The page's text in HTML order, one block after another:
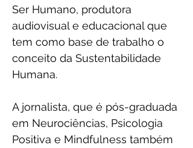
Ser Humano, produtora
audiovisual e educacional que
tem como base de trabalho o
conceito da Sustentabilidade
Humana.
A jornalista, que é pós-graduada
em Neurociências, Psicologia
Positiva e Mindfulness também